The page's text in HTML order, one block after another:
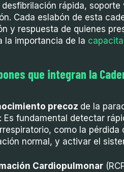
rápida,
Cada eslabón de esta
y respuesta de quienes
la importancia de la
que integran la
precoz de la
Es fundamental detectar
como la
normal, y activar el
Cardiopulmonar